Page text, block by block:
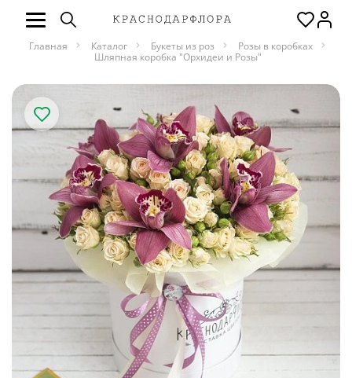
Главная Каталог Букеты из роз
Розы в коробках
Шляпная коробка "Орхидеи и Розы"